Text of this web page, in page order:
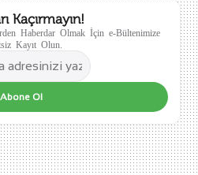
Kaçırmayın!
Haberdar Olmak İçin e-Bültenimize
Kayıt Olun.
Abone Ol